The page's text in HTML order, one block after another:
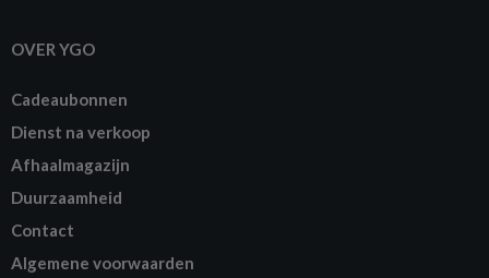
OVER YGO
Cadeaubonnen
Dienst na verkoop
Afhaalmagazijn
Duurzaamheid
Contact
Algemene voorwaarden